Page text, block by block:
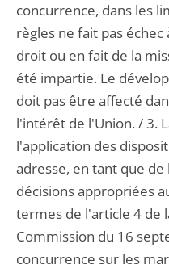
concurrence, dans les
règles ne fait pas
droit ou en fait de la
été impartie. Le
doit pas être affecté
l'intérêt de l'Union. / 3.
l'application des
adresse, en tant que
décisions appropriées
termes de l'article 4 de
Commission du 16
concurrence sur les